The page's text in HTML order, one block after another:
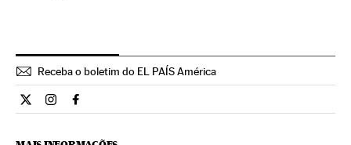
Receba o boletim do EL PAÍS América
Cultura El País Brasil en Twitter
Cultura El País Brasil en Instagram
Cultura El País Brasil en Facebook